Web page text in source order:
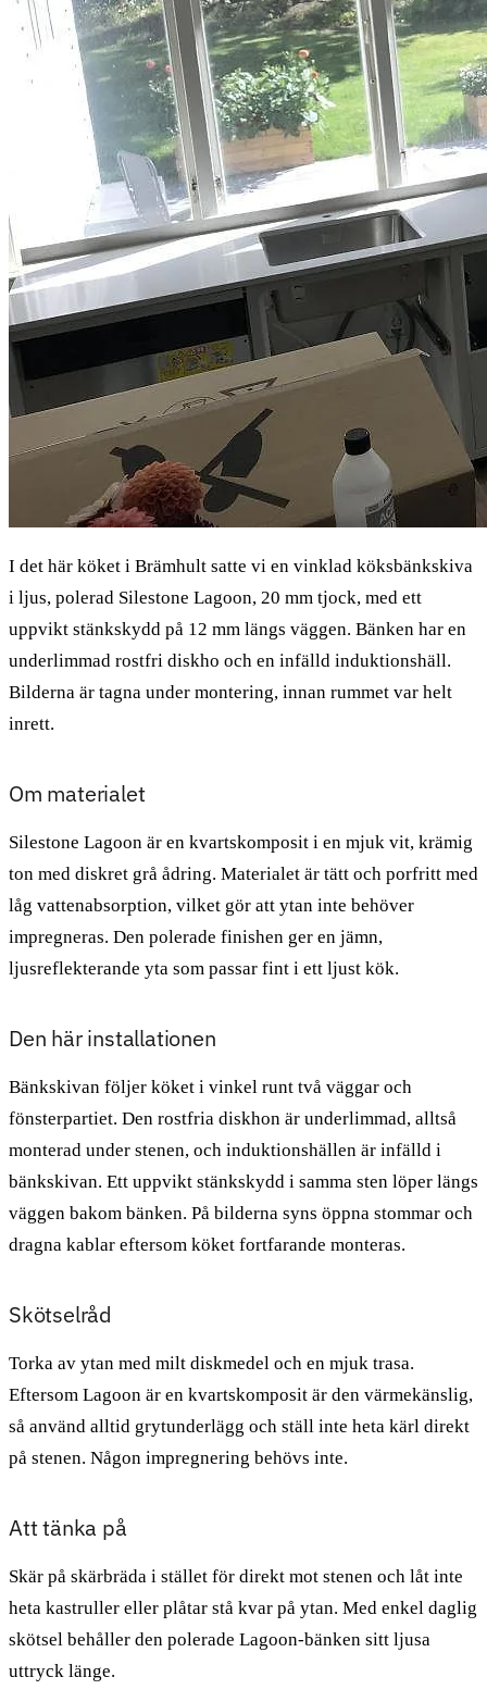
I det här köket i Brämhult satte vi en vinklad köksbänkskiva
i ljus, polerad Silestone Lagoon, 20 mm tjock, med ett
uppvikt stänkskydd på 12 mm längs väggen. Bänken har en
underlimmad rostfri diskho och en infälld induktionshäll.
Bilderna är tagna under montering, innan rummet var helt
inrett.
Om materialet
Silestone Lagoon är en kvartskomposit i en mjuk vit, krämig
ton med diskret grå ådring. Materialet är tätt och porfritt med
låg vattenabsorption, vilket gör att ytan inte behöver
impregneras. Den polerade finishen ger en jämn,
ljusreflekterande yta som passar fint i ett ljust kök.
Den här installationen
Bänkskivan följer köket i vinkel runt två väggar och
fönsterpartiet. Den rostfria diskhon är underlimmad, alltså
monterad under stenen, och induktionshällen är infälld i
bänkskivan. Ett uppvikt stänkskydd i samma sten löper längs
väggen bakom bänken. På bilderna syns öppna stommar och
dragna kablar eftersom köket fortfarande monteras.
Skötselråd
Torka av ytan med milt diskmedel och en mjuk trasa.
Eftersom Lagoon är en kvartskomposit är den värmekänslig,
så använd alltid grytunderlägg och ställ inte heta kärl direkt
på stenen. Någon impregnering behövs inte.
Att tänka på
Skär på skärbräda i stället för direkt mot stenen och låt inte
heta kastruller eller plåtar stå kvar på ytan. Med enkel daglig
skötsel behåller den polerade Lagoon-bänken sitt ljusa
uttryck länge.